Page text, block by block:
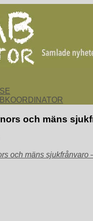
med att koordinera och
och mäns
och mäns sjukfrånvaro